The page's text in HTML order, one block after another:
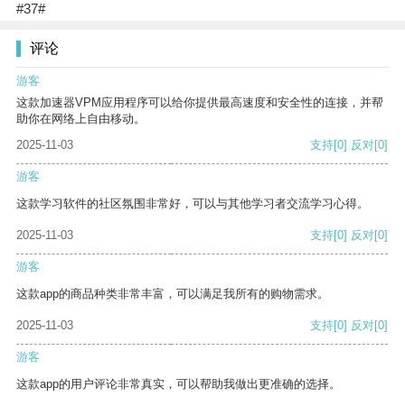
#37#
评论
游客
这款加速器VPM应用程序可以给你提供最高速度和安全性的连接，并帮
助你在网络上自由移动。
2025-11-03
支持[0] 反对[0]
游客
这款学习软件的社区氛围非常好，可以与其他学习者交流学习心得。
2025-11-03 支持[0] 反对[0]
游客
这款app的商品种类非常丰富，可以满足我所有的购物需求。
2025-11-03 支持[0] 反对[0]
游客
这款app的用户评论非常真实，可以帮助我做出更准确的选择。